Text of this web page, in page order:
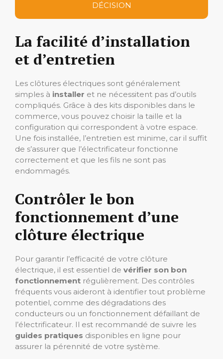
DÉCISION
La facilité d’installation
et d’entretien
Les clôtures électriques sont généralement
simples à installer et ne nécessitent pas d’outils
compliqués. Grâce à des kits disponibles dans le
commerce, vous pouvez choisir la taille et la
configuration qui correspondent à votre espace.
Une fois installée, l’entretien est minime, car il suffit
de s’assurer que l’électrificateur fonctionne
correctement et que les fils ne sont pas
endommagés.
Contrôler le bon
fonctionnement d’une
clôture électrique
Pour garantir l’efficacité de votre clôture
électrique, il est essentiel de vérifier son bon
fonctionnement régulièrement. Des contrôles
fréquents vous aideront à identifier tout problème
potentiel, comme des dégradations des
conducteurs ou un fonctionnement défaillant de
l’électrificateur. Il est recommandé de suivre les
guides pratiques disponibles en ligne pour
assurer la pérennité de votre système.